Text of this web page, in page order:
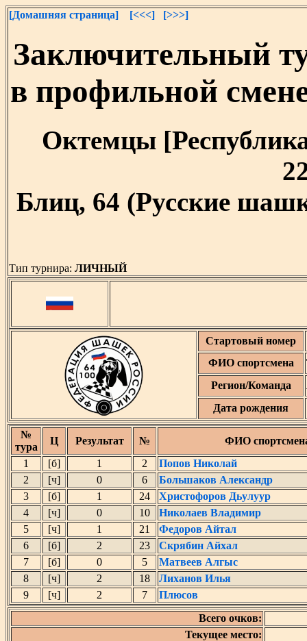
[Домашняя страница] [<<<] [>>>]
Заключительный
в профильной
Октемцы
Блиц, 64 (Русские
Тип турнира: ЛИЧНЫЙ
Стартовый номер
ФИО спортсмена
Регион/Команда
Дата рождения
№
тура
Ц Результат №
ФИО
1
[б] 1 2
Попов Николай
2
[ч] 0 6
Большаков Александр
3
[б] 1 24
Христофоров Дьулуур
4
[ч] 0 10
Николаев Владимир
5
[ч] 1 21
Федоров Айтал
6
[б] 2 23
Скрябин Айхал
7
[б] 0 5
Матвеев Алгыс
8
[ч] 2 18
Лиханов Илья
9
[ч] 2 7
Плюсов
Всего очков:
Текущее место: